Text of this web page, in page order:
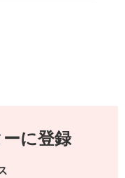
に登録